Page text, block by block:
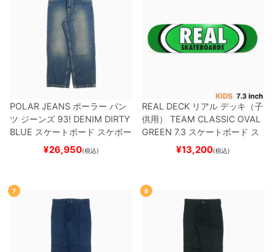
POLAR JEANS ポーラー パン
ツ ジーンズ 93! DENIM DIRTY
BLUE スケートボード スケボー
¥26,950(税込)
REAL DECK リアル デッキ（子
供用）
TEAM CLASSIC OVAL
GREEN 7.3 スケートボード ス
¥13,200(税込)
7 8